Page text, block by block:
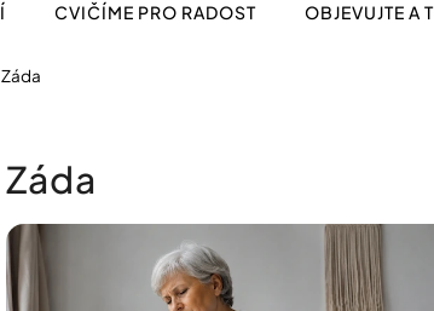
CVIČÍME PRO RADOST OBJEVUJTE A
Záda
Záda
V
ý